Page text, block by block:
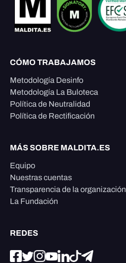
CÓMO TRABAJAMOS
Metodología Desinfo
Metodología La Buloteca
Política de Neutralidad
Política de Rectificación
MÁS SOBRE MALDITA.ES
Equipo
Nuestras cuentas
Transparencia de la organización
La Fundación
REDES